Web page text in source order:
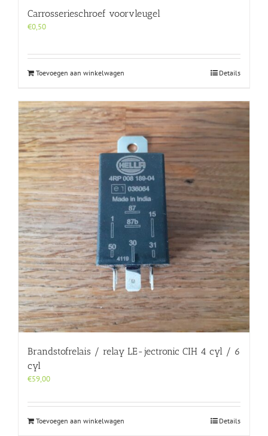
Carrosserieschroef voorvleugel
€0,50
Toevoegen aan winkelwagen Details
Brandstofrelais / relay LE-jectronic CIH 4 cyl / 6
cyl
€59,00
Toevoegen aan winkelwagen Details